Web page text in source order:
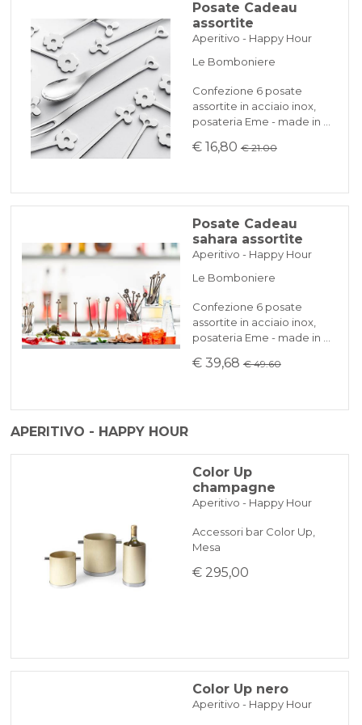
KLARNA
Pagamento in 3 rate senza interessi per ordini superiori a 35 €
REINDIRIZZAMENTI BANCARI
Il set è presentato in un'elegante scatola
regalo
Posate Cadeau
assortite
Aperitivo - Happy Hour
Le Bomboniere
Confezione 6 posate
assortite in acciaio inox,
posateria Eme - made in …
€ 16,80 € 21.00
Posate Cadeau
sahara assortite
Aperitivo - Happy Hour
Le Bomboniere
Confezione 6 posate
assortite in acciaio inox,
posateria Eme - made in …
€ 39,68 € 49.60
APERITIVO - HAPPY HOUR
Color Up
champagne
Aperitivo - Happy Hour
Accessori bar Color Up,
Mesa
€ 295,00
Color Up nero
Aperitivo - Happy Hour